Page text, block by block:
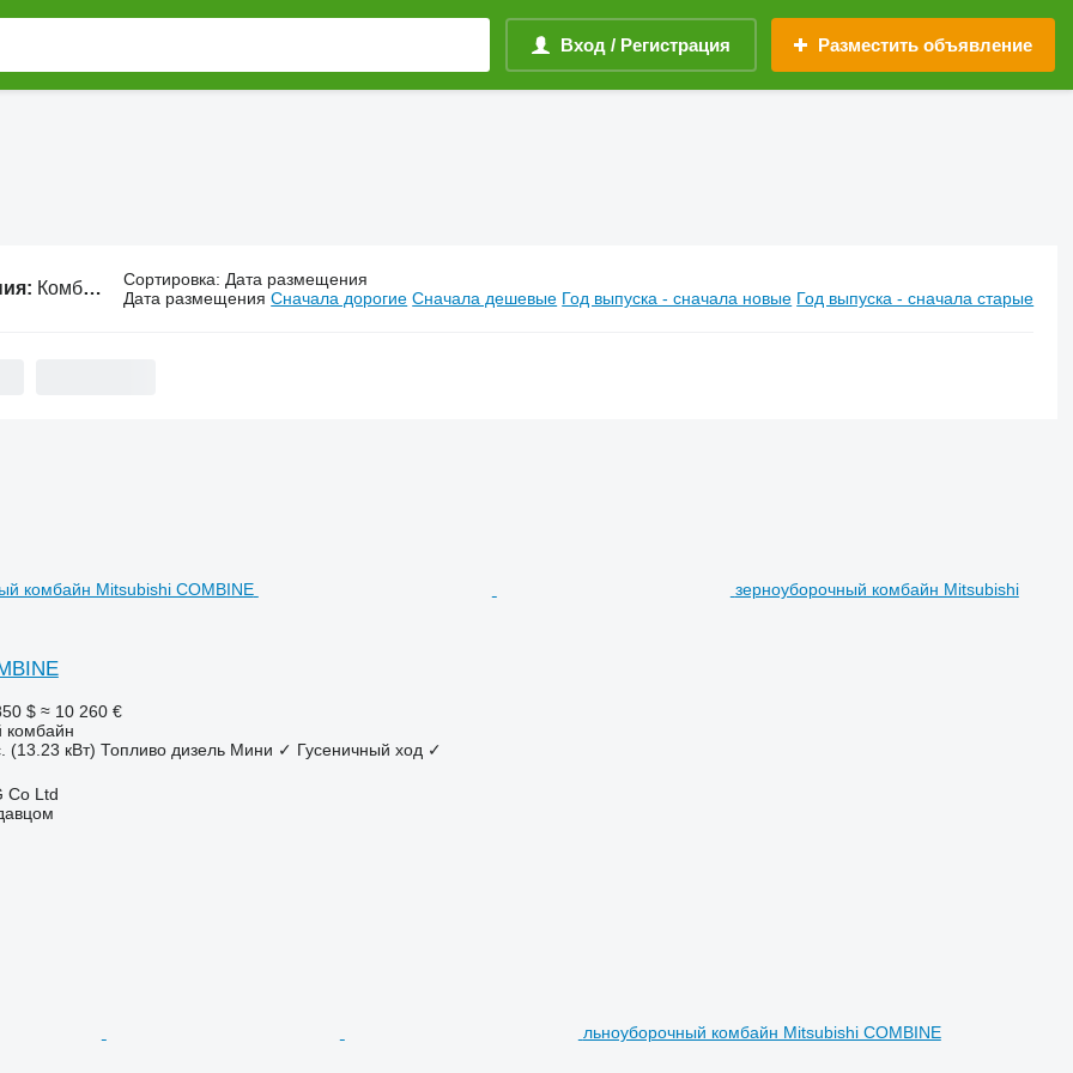
Вход / Регистрация Разместить объявление
Комбайны Mitsubishi Сортировка: Дата размещения
Дата размещения Сначала дорогие Сначала дешевые Год выпуска - сначала новые Год выпуска - сначала старые
зерноуборочный комбайн Mitsubishi
$ ≈ 10 260 €
комбайн
(13.23 кВт) Топливо дизель Мини ✓ Гусеничный ход ✓
Co Ltd
льноуборочный комбайн Mitsubishi COMBINE